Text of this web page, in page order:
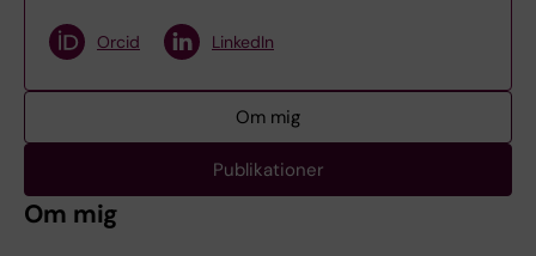
Orcid LinkedIn
Om mig
Publikationer
Om mig